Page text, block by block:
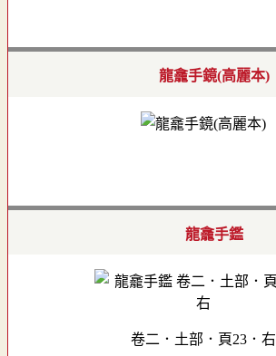
龍龕手鏡(高麗本)
龍龕手鑑
卷二．土部．頁23．右